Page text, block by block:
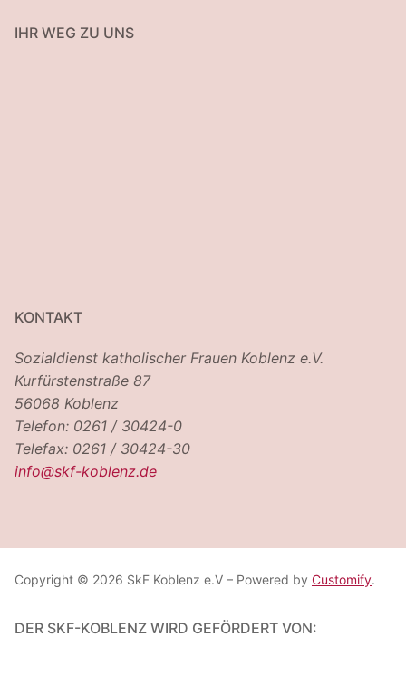
IHR WEG ZU UNS
KONTAKT
Sozialdienst katholischer Frauen Koblenz e.V.
Kurfürstenstraße 87
56068 Koblenz
Telefon: 0261 / 30424-0
Telefax: 0261 / 30424-30
info@skf-koblenz.de
Copyright © 2026 SkF Koblenz e.V – Powered by Customify.
DER SKF-KOBLENZ WIRD GEFÖRDERT VON: